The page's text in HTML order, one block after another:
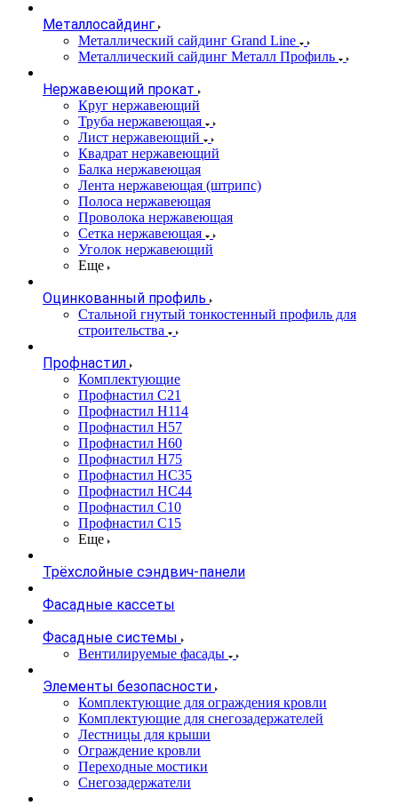
Металлосайдинг
Металлический сайдинг Grand Line
Металлический сайдинг Металл Профиль
Нержавеющий прокат
Круг нержавеющий
Труба нержавеющая
Лист нержавеющий
Квадрат нержавеющий
Балка нержавеющая
Лента нержавеющая (штрипс)
Полоса нержавеющая
Проволока нержавеющая
Сетка нержавеющая
Уголок нержавеющий
Еще
Оцинкованный профиль
Стальной гнутый тонкостенный профиль для
строительства
Профнастил
Комплектующие
Профнастил C21
Профнастил Н114
Профнастил Н57
Профнастил Н60
Профнастил Н75
Профнастил НС35
Профнастил НС44
Профнастил С10
Профнастил С15
Еще
Трёхслойные сэндвич-панели
Фасадные кассеты
Фасадные системы
Вентилируемые фасады
Элементы безопасности
Комплектующие для ограждения кровли
Комплектующие для снегозадержателей
Лестницы для крыши
Ограждение кровли
Переходные мостики
Снегозадержатели